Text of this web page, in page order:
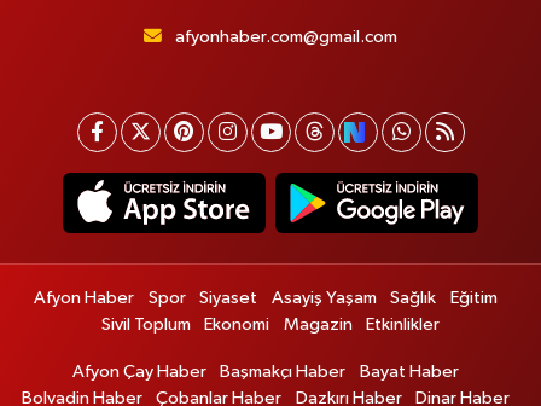
afyonhaber.com@gmail.com
Afyon Haber Spor Siyaset Asayiş Yaşam Sağlık
Eğitim
Sivil Toplum
Ekonomi Magazin Etkinlikler
Afyon Çay Haber Başmakçı Haber
Bayat Haber
Bolvadin Haber
Çobanlar Haber Dazkırı Haber Dinar Haber